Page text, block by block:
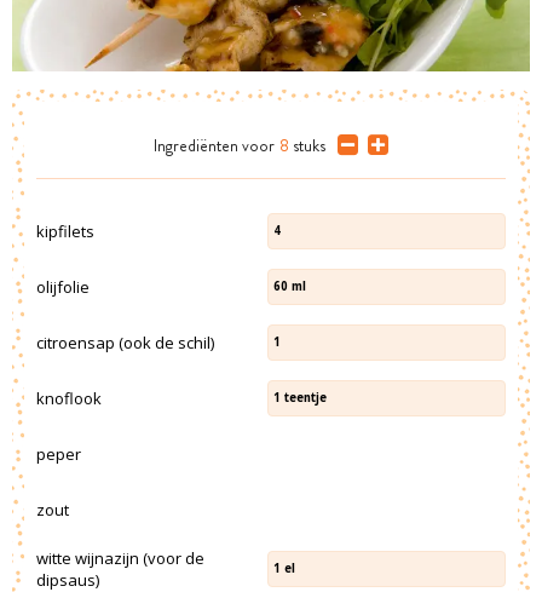
Ingrediënten voor 8 stuks
kipfilets 4
olijfolie 60 ml
citroensap (ook de schil) 1
knoflook 1 teentje
peper
zout
witte wijnazijn (voor de
dipsaus)
1 el